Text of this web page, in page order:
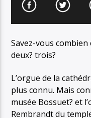
Savez-vous combien
deux? trois?
L’orgue de la
plus connu. Mais
musée Bossuet? et
Rembrandt du